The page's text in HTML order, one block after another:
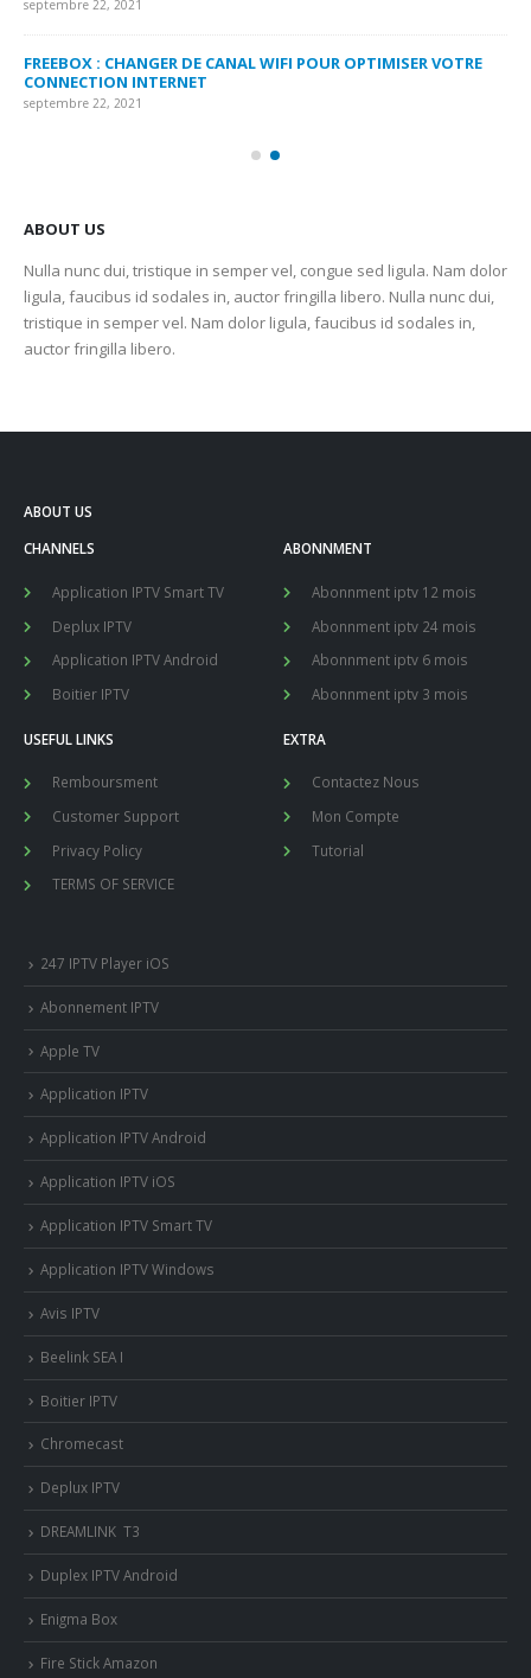
septembre 22, 2021
FREEBOX : CHANGER DE CANAL WIFI POUR OPTIMISER VOTRE
CONNECTION INTERNET
septembre 22, 2021
ABOUT US
Nulla nunc dui, tristique in semper vel, congue sed ligula. Nam dolor
ligula, faucibus id sodales in, auctor fringilla libero. Nulla nunc dui,
tristique in semper vel. Nam dolor ligula, faucibus id sodales in,
auctor fringilla libero.
ABOUT US
CHANNELS
Application IPTV Smart TV
Deplux IPTV
Application IPTV Android
Boitier IPTV
ABONNMENT
Abonnment iptv 12 mois
Abonnment iptv 24 mois
Abonnment iptv 6 mois
Abonnment iptv 3 mois
USEFUL LINKS
Remboursment
Customer Support
Privacy Policy
TERMS OF SERVICE
EXTRA
Contactez Nous
Mon Compte
Tutorial
247 IPTV Player iOS
Abonnement IPTV
Apple TV
Application IPTV
Application IPTV Android
Application IPTV iOS
Application IPTV Smart TV
Application IPTV Windows
Avis IPTV
Beelink SEA I
Boitier IPTV
Chromecast
Deplux IPTV
DREAMLINK T3
Duplex IPTV Android
Enigma Box
Fire Stick Amazon